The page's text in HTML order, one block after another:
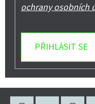
ochrany osobních
PŘIHLÁSIT SE